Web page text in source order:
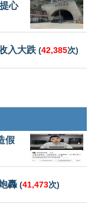
心
入大跌 (42,385次)
假
轟 (41,473次)